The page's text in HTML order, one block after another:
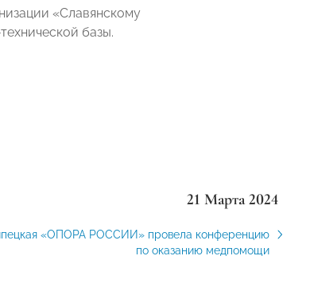
«Славянскому
базы.
21 Марта 2024
«ОПОРА РОССИИ» провела конференцию
по оказанию медпомощи